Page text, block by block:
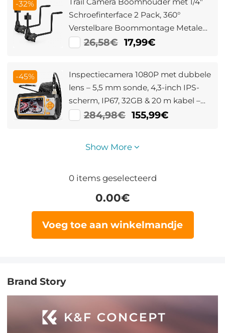
-32%
Schroefinterface 2 Pack, 360°
Verstelbare Boommontage Metalen
Beugel voor Trail Camera's,
26,58€ 17,99€
-45%
Inspectiecamera 1080P met dubbele
lens – 5,5 mm sonde, 4,3-inch IPS-
scherm, IP67, 32GB & 20 m kabel –
voor riool, muur en auto
284,98€ 155,99€
Show More
0items geselecteerd
0.00€
Voeg toe aan winkelmandje
Brand Story